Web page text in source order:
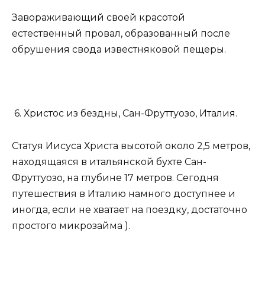
Завораживающий своей красотой
естественный провал, образованный после
обрушения свода известняковой пещеры.
6. Христос из бездны, Сан-Фруттуозо, Италия.
Статуя Иисуса Христа высотой около 2,5 метров,
находящаяся в итальянской бухте Сан-
Фруттуозо, на глубине 17 метров. Сегодня
путешествия в Италию намного доступнее и
иногда, если не хватает на поездку, достаточно
простого микрозайма ).